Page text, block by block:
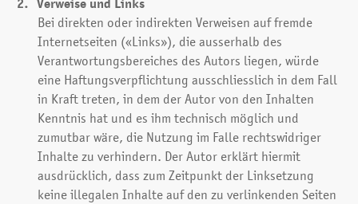
Verweise und Links
Bei direkten oder indirekten Verweisen auf fremde
Internetseiten («Links»), die ausserhalb des
Verantwortungsbereiches des Autors liegen, würde
eine Haftungsverpflichtung ausschliesslich in dem Fall
in Kraft treten, in dem der Autor von den Inhalten
Kenntnis hat und es ihm technisch möglich und
zumutbar wäre, die Nutzung im Falle rechtswidriger
Inhalte zu verhindern. Der Autor erklärt hiermit
ausdrücklich, dass zum Zeitpunkt der Linksetzung
keine illegalen Inhalte auf den zu verlinkenden Seiten